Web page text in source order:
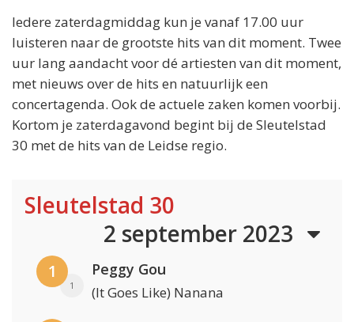
Iedere zaterdagmiddag kun je vanaf 17.00 uur
luisteren naar de grootste hits van dit moment. Twee
uur lang aandacht voor dé artiesten van dit moment,
met nieuws over de hits en natuurlijk een
concertagenda. Ook de actuele zaken komen voorbij.
Kortom je zaterdagavond begint bij de Sleutelstad
30 met de hits van de Leidse regio.
Sleutelstad 30
2 september 2023
1
1
Peggy Gou
(It Goes Like) Nanana